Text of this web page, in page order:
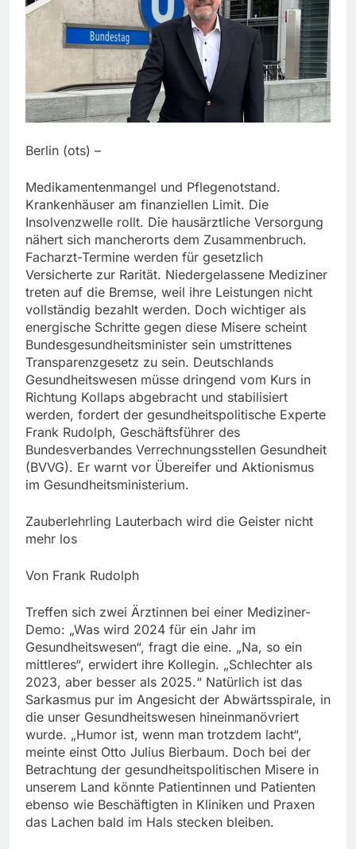
Berlin (ots) –
Medikamentenmangel und Pflegenotstand.
Krankenhäuser am finanziellen Limit. Die
Insolvenzwelle rollt. Die hausärztliche Versorgung
nähert sich mancherorts dem Zusammenbruch.
Facharzt-Termine werden für gesetzlich
Versicherte zur Rarität. Niedergelassene Mediziner
treten auf die Bremse, weil ihre Leistungen nicht
vollständig bezahlt werden. Doch wichtiger als
energische Schritte gegen diese Misere scheint
Bundesgesundheitsminister sein umstrittenes
Transparenzgesetz zu sein. Deutschlands
Gesundheitswesen müsse dringend vom Kurs in
Richtung Kollaps abgebracht und stabilisiert
werden, fordert der gesundheitspolitische Experte
Frank Rudolph, Geschäftsführer des
Bundesverbandes Verrechnungsstellen Gesundheit
(BVVG). Er warnt vor Übereifer und Aktionismus
im Gesundheitsministerium.
Zauberlehrling Lauterbach wird die Geister nicht
mehr los
Von Frank Rudolph
Treffen sich zwei Ärztinnen bei einer Mediziner-
Demo: „Was wird 2024 für ein Jahr im
Gesundheitswesen“, fragt die eine. „Na, so ein
mittleres“, erwidert ihre Kollegin. „Schlechter als
2023, aber besser als 2025.“ Natürlich ist das
Sarkasmus pur im Angesicht der Abwärtsspirale, in
die unser Gesundheitswesen hineinmanövriert
wurde. „Humor ist, wenn man trotzdem lacht“,
meinte einst Otto Julius Bierbaum. Doch bei der
Betrachtung der gesundheitspolitischen Misere in
unserem Land könnte Patientinnen und Patienten
ebenso wie Beschäftigten in Kliniken und Praxen
das Lachen bald im Hals stecken bleiben.